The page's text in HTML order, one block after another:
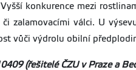
konkurence mezi
zalamovacími válci. U
vůči výdrolu obilní
(řešitelé ČZU v Praze a